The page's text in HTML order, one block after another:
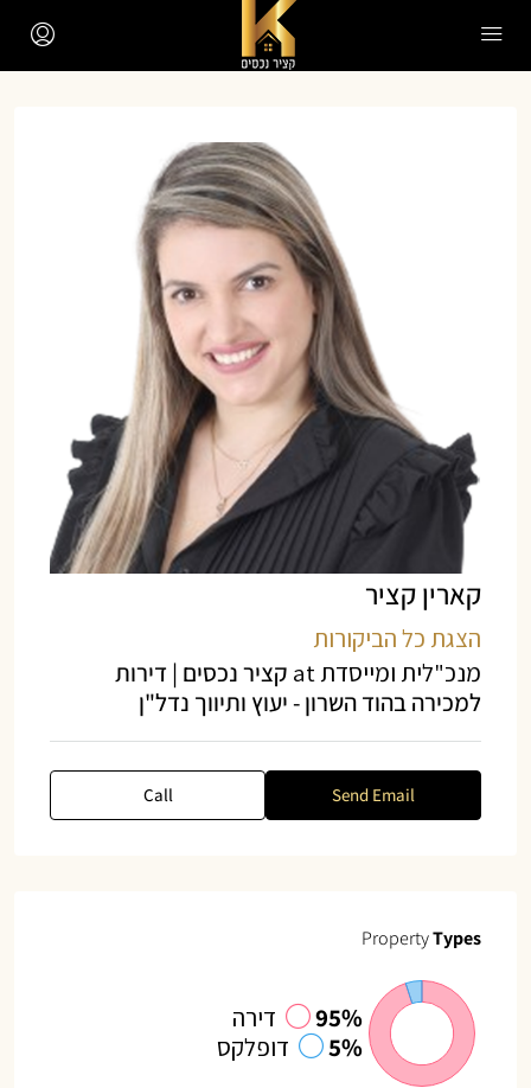
קארין קציר
הצגת כל הביקורות
מנכ"לית ומייסדת
קציר נכסים | דירות
למכירה בהוד השרון - יעוץ ותיווך נדל"ן
Send Email
Call
PropertyTypes
95%
דירה
5%
דופלקס